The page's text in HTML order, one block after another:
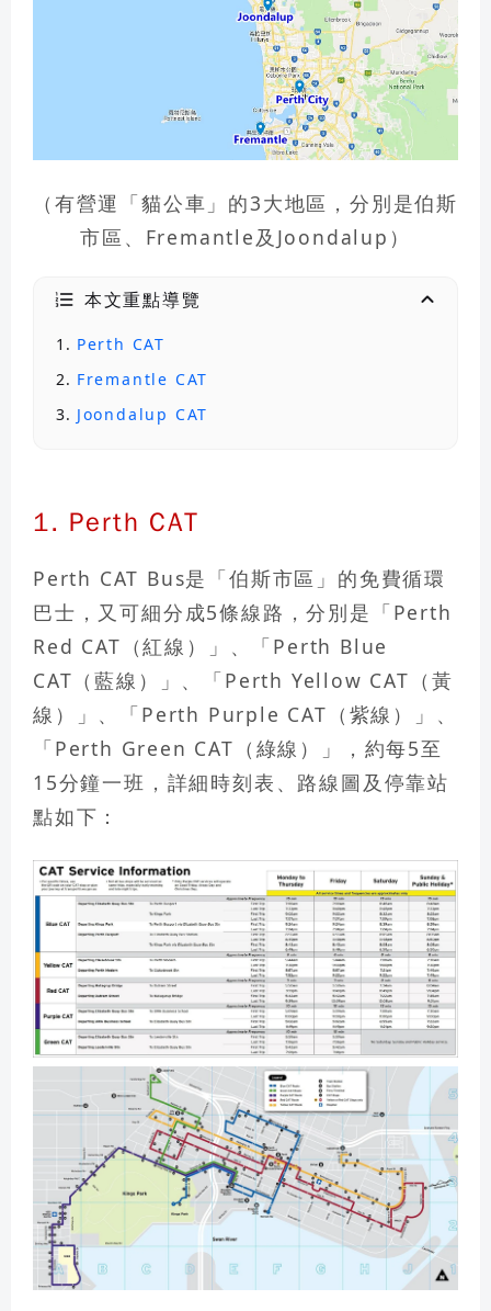
（有營運「貓公車」的3大地區，分別是伯斯
市區、Fremantle及Joondalup）
本文重點導覽
Perth CAT
Fremantle CAT
Joondalup CAT
1. Perth CAT
Perth CAT Bus是「伯斯市區」的免費循環
巴士，又可細分成5條線路，分別是「Perth
Red CAT（紅線）」、「Perth Blue
CAT（藍線）」、「Perth Yellow CAT（黃
線）」、「Perth Purple CAT（紫線）」、
「Perth Green CAT（綠線）」，約每5至
15分鐘一班，詳細時刻表、路線圖及停靠站
點如下：